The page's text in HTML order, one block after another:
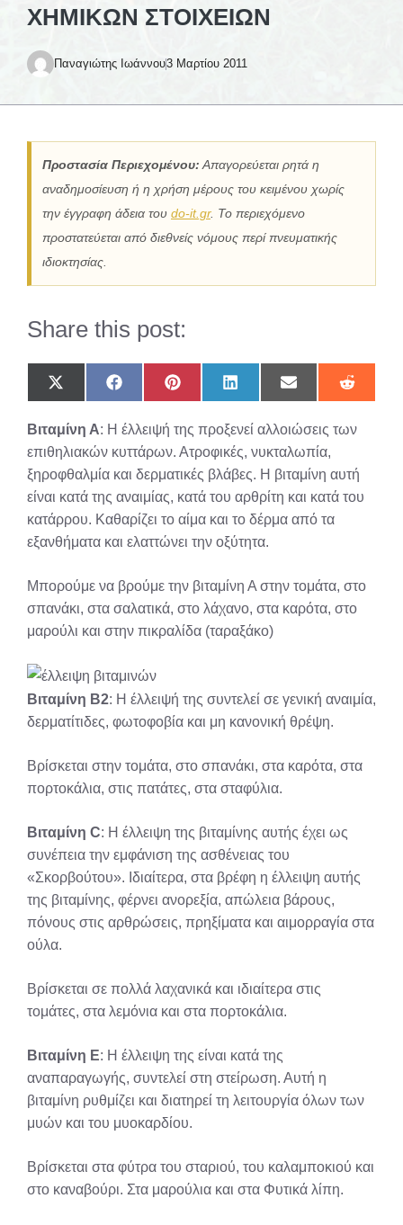
ΧΗΜΙΚΏΝ ΣΤΟΙΧΕΊΩΝ
Παναγιώτης Ιωάννου3 Μαρτίου 2011
Προστασία Περιεχομένου: Απαγορεύεται ρητά η
αναδημοσίευση ή η χρήση μέρους του κειμένου χωρίς
την έγγραφη άδεια του do-it.gr. Το περιεχόμενο
προστατεύεται από διεθνείς νόμους περί πνευματικής
ιδιοκτησίας.
Share this post:
Share
on
(Twitter)
Share
on
Share
on
Share
on
Share
on
Share
on
Βιταμίνη Α: Η έλλειψή της προξενεί αλλοιώσεις των
επιθηλιακών κυττάρων. Ατροφικές, νυκταλωπία,
ξηροφθαλμία και δερματικές βλάβες. Η βιταμίνη αυτή
είναι κατά της αναιμίας, κατά του αρθρίτη και κατά του
κατάρρου. Καθαρίζει το αίμα και το δέρμα από τα
εξανθήματα και ελαττώνει την οξύτητα.
Μπορούμε να βρούμε την βιταμίνη Α στην τομάτα, στο
σπανάκι, στα σαλατικά, στο λάχανο, στα καρότα, στο
μαρούλι και στην πικραλίδα (ταραξάκο)
Βιταμίνη Β2: Η έλλειψή της συντελεί σε γενική αναιμία,
δερματίτιδες, φωτοφοβία και μη κανονική θρέψη.
Βρίσκεται στην τομάτα, στο σπανάκι, στα καρότα, στα
πορτοκάλια, στις πατάτες, στα σταφύλια.
Βιταμίνη C: Η έλλειψη της βιταμίνης αυτής έχει ως
συνέπεια την εμφάνιση της ασθένειας του
«Σκορβούτου». Ιδιαίτερα, στα βρέφη η έλλειψη αυτής
της βιταμίνης, φέρνει ανορεξία, απώλεια βάρους,
πόνους στις αρθρώσεις, πρηξίματα και αιμορραγία στα
ούλα.
Βρίσκεται σε πολλά λαχανικά και ιδιαίτερα στις
τομάτες, στα λεμόνια και στα πορτοκάλια.
Βιταμίνη Ε: Η έλλειψη της είναι κατά της
αναπαραγωγής, συντελεί στη στείρωση. Αυτή η
βιταμίνη ρυθμίζει και διατηρεί τη λειτουργία όλων των
μυών και του μυοκαρδίου.
Βρίσκεται στα φύτρα του σταριού, του καλαμποκιού και
στο καναβούρι. Στα μαρούλια και στα Φυτικά λίπη.